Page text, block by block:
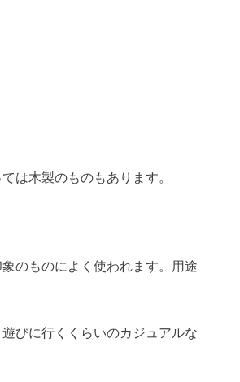
は木製のものもあります。
のものによく使われます。用途
びに行くくらいのカジュアルな